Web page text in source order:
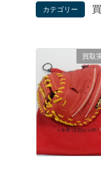
カテゴリー
買取